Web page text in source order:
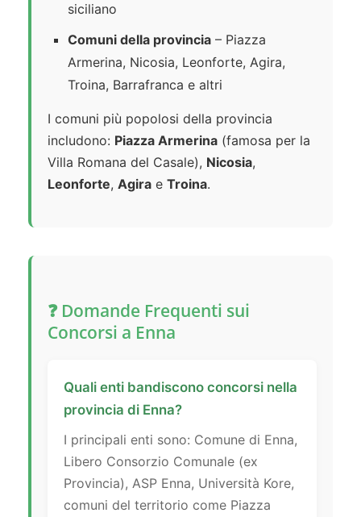
siciliano
Comuni della provincia – Piazza
Armerina, Nicosia, Leonforte, Agira,
Troina, Barrafranca e altri
I comuni più popolosi della provincia
includono: Piazza Armerina (famosa per la
Villa Romana del Casale), Nicosia,
Leonforte, Agira e Troina.
❓ Domande Frequenti sui
Concorsi a Enna
Quali enti bandiscono concorsi nella
provincia di Enna?
I principali enti sono: Comune di Enna,
Libero Consorzio Comunale (ex
Provincia), ASP Enna, Università Kore,
comuni del territorio come Piazza